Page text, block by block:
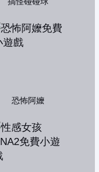
恐怖阿嬤